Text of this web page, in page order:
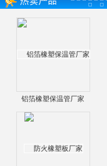
铝箔橡塑保温管厂家